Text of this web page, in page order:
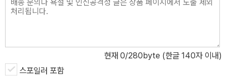
현재 0/280byte (한글 140자 이내)
스포일러 포함